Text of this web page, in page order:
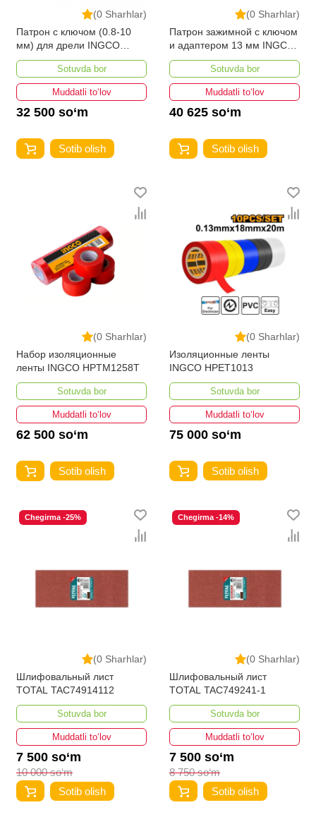
(0 Sharhlar)
Патрон с ключом (0.8-10
мм) для дрели INGCO
KC1001
Sotuvda bor
Muddatli to‘lov
32 500 so‘m
Sotib olish
(0 Sharhlar)
Патрон зажимной с ключом
и адаптером 13 мм INGCO
KC1301.1
Sotuvda bor
Muddatli to‘lov
40 625 so‘m
Sotib olish
(0 Sharhlar)
Набор изоляционные
ленты INGCO HPTM1258T
Sotuvda bor
Muddatli to‘lov
62 500 so‘m
Sotib olish
(0 Sharhlar)
Изоляционные ленты
INGCO HPET1013
Sotuvda bor
Muddatli to‘lov
75 000 so‘m
Sotib olish
(0 Sharhlar)
Chegirma -25%
Шлифовальный лист
TOTAL TAC74914112
Sotuvda bor
Muddatli to‘lov
7 500 so‘m
10 000 so‘m
Sotib olish
(0 Sharhlar)
Chegirma -14%
Шлифовальный лист
TOTAL TAC749241-1
Sotuvda bor
Muddatli to‘lov
7 500 so‘m
8 750 so‘m
Sotib olish